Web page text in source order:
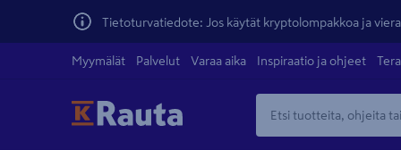
Tietoturvatiedote: Jos käytät kryptolompakkoa ja
Myymälät Palvelut Varaa aika Inspiraatio ja ohjeet